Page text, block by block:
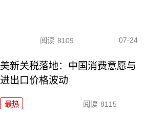
阅读 8109 07-24
美新关税落地：中国消费意愿与
进出口价格波动
最热 阅读 8115